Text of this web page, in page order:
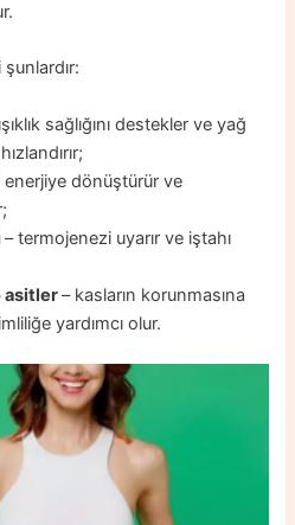
şunlardır:
sağlığını destekler ve yağ
enerjiye dönüştürür ve
– termojenezi uyarır ve iştahı
asitler– kasların korunmasına
yardımcı olur.